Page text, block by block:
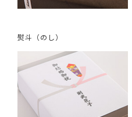
熨斗（のし）